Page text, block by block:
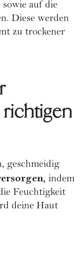
auf die
Diese werden
zu trockener
geschmeidig
indem
Feuchtigkeit
deine Haut